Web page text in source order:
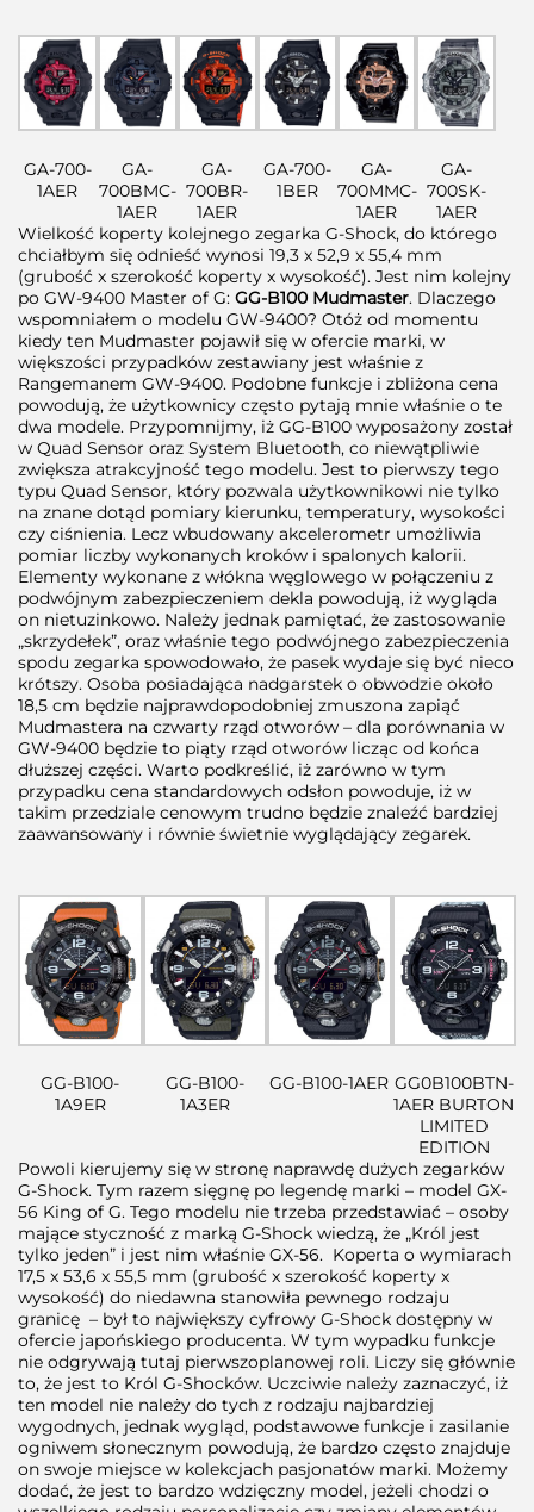
GA-700-
1AER
GA-
700BMC-
1AER
GA-
700BR-
1AER
GA-700-
1BER
GA-
700MMC-
1AER
GA-
700SK-
1AER
Wielkość koperty kolejnego zegarka G-Shock, do którego
chciałbym się odnieść wynosi 19,3 x 52,9 x 55,4 mm
(grubość x szerokość koperty x wysokość). Jest nim kolejny
po GW-9400 Master of G: GG-B100 Mudmaster. Dlaczego
wspomniałem o modelu GW-9400? Otóż od momentu
kiedy ten Mudmaster pojawił się w ofercie marki, w
większości przypadków zestawiany jest właśnie z
Rangemanem GW-9400. Podobne funkcje i zbliżona cena
powodują, że użytkownicy często pytają mnie właśnie o te
dwa modele. Przypomnijmy, iż GG-B100 wyposażony został
w Quad Sensor oraz System Bluetooth, co niewątpliwie
zwiększa atrakcyjność tego modelu. Jest to pierwszy tego
typu Quad Sensor, który pozwala użytkownikowi nie tylko
na znane dotąd pomiary kierunku, temperatury, wysokości
czy ciśnienia. Lecz wbudowany akcelerometr umożliwia
pomiar liczby wykonanych kroków i spalonych kalorii.
Elementy wykonane z włókna węglowego w połączeniu z
podwójnym zabezpieczeniem dekla powodują, iż wygląda
on nietuzinkowo. Należy jednak pamiętać, że zastosowanie
„skrzydełek”, oraz właśnie tego podwójnego zabezpieczenia
spodu zegarka spowodowało, że pasek wydaje się być nieco
krótszy. Osoba posiadająca nadgarstek o obwodzie około
18,5 cm będzie najprawdopodobniej zmuszona zapiąć
Mudmastera na czwarty rząd otworów – dla porównania w
GW-9400 będzie to piąty rząd otworów licząc od końca
dłuższej części. Warto podkreślić, iż zarówno w tym
przypadku cena standardowych odsłon powoduje, iż w
takim przedziale cenowym trudno będzie znaleźć bardziej
zaawansowany i równie świetnie wyglądający zegarek.
GG-B100-
1A9ER
GG-B100-
1A3ER
GG-B100-1AER GG0B100BTN-
1AER BURTON
LIMITED
EDITION
Powoli kierujemy się w stronę naprawdę dużych zegarków
G-Shock. Tym razem sięgnę po legendę marki – model GX-
56 King of G. Tego modelu nie trzeba przedstawiać – osoby
mające styczność z marką G-Shock wiedzą, że „Król jest
tylko jeden” i jest nim właśnie GX-56. Koperta o wymiarach
17,5 x 53,6 x 55,5 mm (grubość x szerokość koperty x
wysokość) do niedawna stanowiła pewnego rodzaju
granicę – był to największy cyfrowy G-Shock dostępny w
ofercie japońskiego producenta. W tym wypadku funkcje
nie odgrywają tutaj pierwszoplanowej roli. Liczy się głównie
to, że jest to Król G-Shocków. Uczciwie należy zaznaczyć, iż
ten model nie należy do tych z rodzaju najbardziej
wygodnych, jednak wygląd, podstawowe funkcje i zasilanie
ogniwem słonecznym powodują, że bardzo często znajduje
on swoje miejsce w kolekcjach pasjonatów marki. Możemy
dodać, że jest to bardzo wdzięczny model, jeżeli chodzi o